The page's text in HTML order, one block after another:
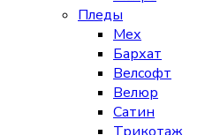
Пледы
Мех
Бархат
Велсофт
Велюр
Сатин